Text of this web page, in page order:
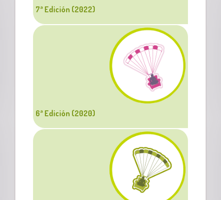
7ª Edición (2022)
6ª Edición (2020)